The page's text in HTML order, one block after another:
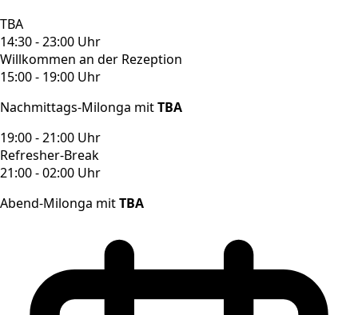
TBA
14:30 - 23:00 Uhr
Willkommen an der Rezeption
15:00 - 19:00 Uhr
Nachmittags-Milonga mitTBA
19:00 - 21:00 Uhr
Refresher-Break
21:00 - 02:00 Uhr
Abend-Milonga mitTBA